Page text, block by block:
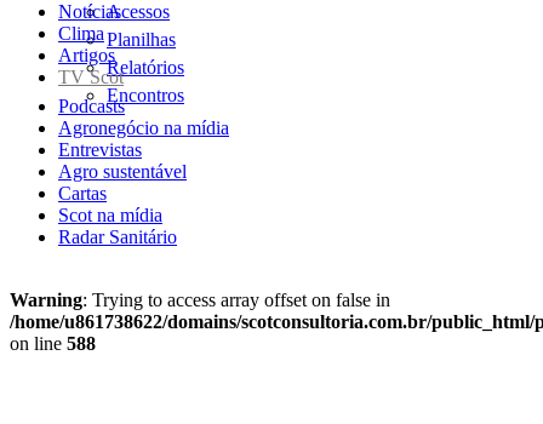
Acessos
Planilhas
Relatórios
Encontros
Notícias
Clima
Artigos
TV Scot
Podcasts
Agronegócio na mídia
Entrevistas
Agro sustentável
Cartas
Scot na mídia
Radar Sanitário
Warning: Trying to access array offset on false in
/home/u861738622/domains/scotconsultoria.com.br/
on line 588